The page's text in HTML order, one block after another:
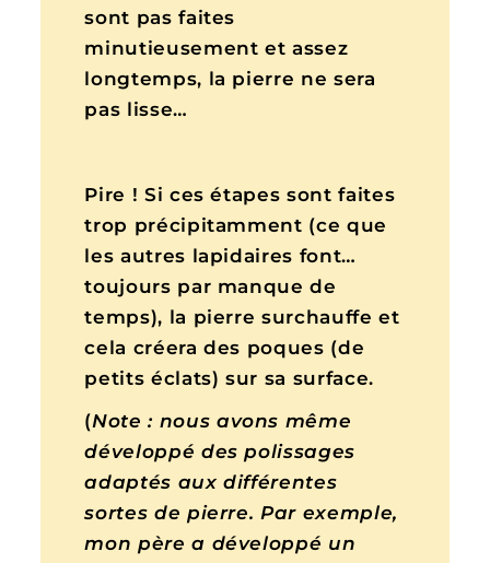
sont pas faites
minutieusement et assez
longtemps, la pierre ne sera
pas lisse…
Pire ! Si ces étapes sont faites
trop précipitamment (ce que
les autres lapidaires font…
toujours par manque de
temps), la pierre surchauffe et
cela créera des poques (de
petits éclats) sur sa surface.
(Note : nous avons même
développé des polissages
adaptés aux différentes
sortes de pierre. Par exemple,
mon père a développé un